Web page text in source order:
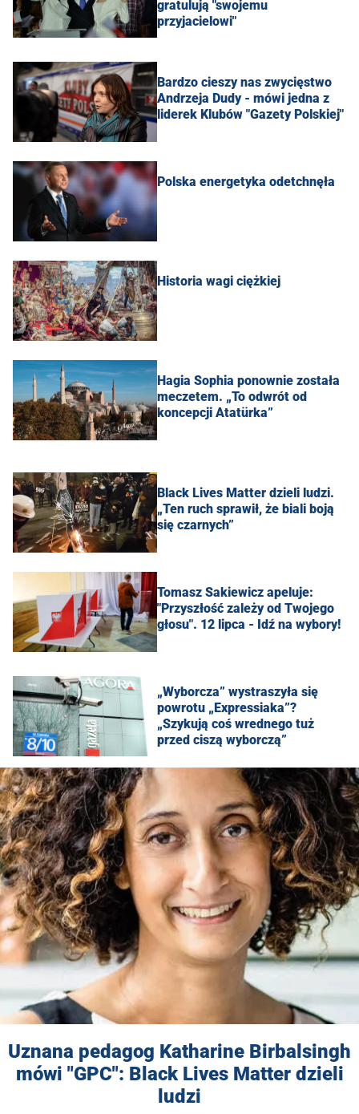
gratulują "swojemu
przyjacielowi"
Bardzo cieszy nas zwycięstwo
Andrzeja Dudy - mówi jedna z
liderek Klubów "Gazety Polskiej"
Polska energetyka odetchnęła
Historia wagi ciężkiej
Hagia Sophia ponownie została
meczetem. „To odwrót od
koncepcji Atatürka”
Black Lives Matter dzieli ludzi.
„Ten ruch sprawił, że biali boją
się czarnych”
Tomasz Sakiewicz apeluje:
"Przyszłość zależy od Twojego
głosu". 12 lipca - Idź na wybory!
„Wyborcza” wystraszyła się
powrotu „Expressiaka”?
„Szykują coś wrednego tuż
przed ciszą wyborczą”
Uznana pedagog Katharine Birbalsingh
mówi "GPC": Black Lives Matter dzieli
ludzi